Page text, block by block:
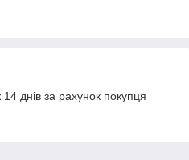
днів за рахунок покупця